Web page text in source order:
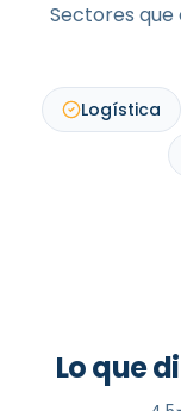
Sectores que
Logística
Lo que